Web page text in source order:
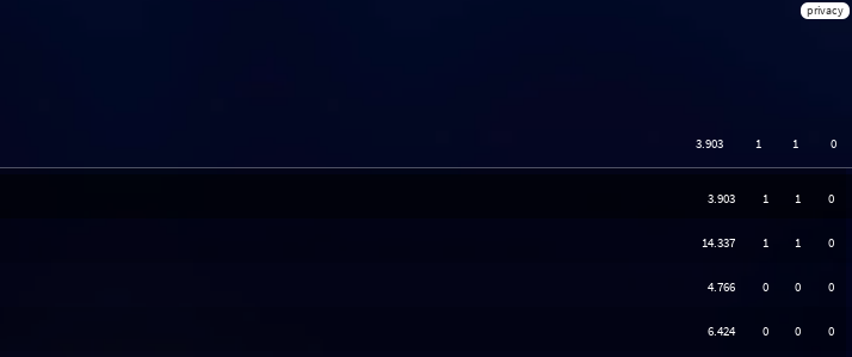
privacy
3.903 1 1 0
3.903 1 1 0
14.337 1 1 0
4.766 0 0 0
6.424 0 0 0